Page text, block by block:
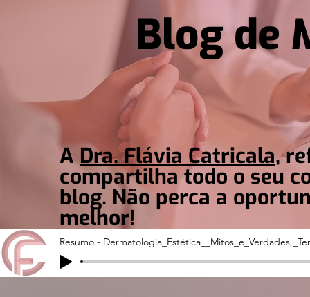
Blog de
ADra. Flávia Catricala,
compartilha todo o seu
blog. Não perca a
melhor!
Resumo -